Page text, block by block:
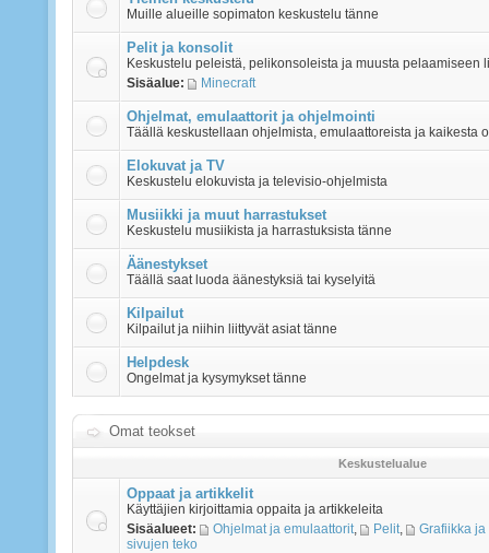
Muille alueille sopimaton keskustelu tänne
Pelit ja konsolit
Keskustelu peleistä, pelikonsoleista ja muusta pelaamiseen
Sisäalue:
Minecraft
Ohjelmat, emulaattorit ja ohjelmointi
Täällä keskustellaan ohjelmista, emulaattoreista ja kaikesta
Elokuvat ja TV
Keskustelu elokuvista ja televisio-ohjelmista
Musiikki ja muut harrastukset
Keskustelu musiikista ja harrastuksista tänne
Äänestykset
Täällä saat luoda äänestyksiä tai kyselyitä
Kilpailut
Kilpailut ja niihin liittyvät asiat tänne
Helpdesk
Ongelmat ja kysymykset tänne
Omat teokset
Keskustelualue
Oppaat ja artikkelit
Käyttäjien kirjoittamia oppaita ja artikkeleita
Sisäalueet:
Ohjelmat ja emulaattorit, Pelit,
Grafiikka ja
sivujen teko